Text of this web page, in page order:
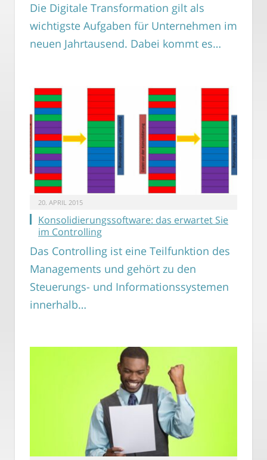
Die Digitale Transformation gilt als
wichtigste Aufgaben für Unternehmen im
neuen Jahrtausend. Dabei kommt es…
20. APRIL 2015
Konsolidierungssoftware: das erwartet Sie
im Controlling
Das Controlling ist eine Teilfunktion des
Managements und gehört zu den
Steuerungs- und Informationssystemen
innerhalb…